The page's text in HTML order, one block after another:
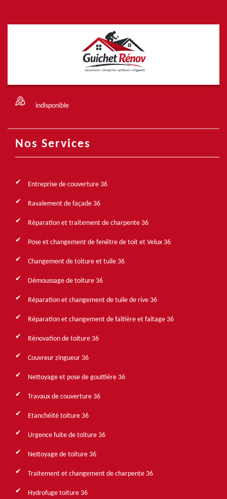
indisponible
Nos Services
Entreprise de couverture 36
Ravalement de façade 36
Réparation et traitement de charpente 36
Pose et changement de fenêtre de toit et Velux 36
Changement de toiture et tuile 36
Démoussage de toiture 36
Réparation et changement de tuile de rive 36
Réparation et changement de faîtière et faîtage 36
Rénovation de toiture 36
Couvreur zingueur 36
Nettoyage et pose de gouttière 36
Travaux de couverture 36
Etanchéité toiture 36
Urgence fuite de toiture 36
Nettoyage de toiture 36
Traitement et changement de charpente 36
Hydrofuge toiture 36